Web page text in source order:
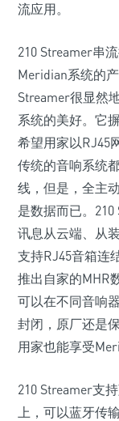
流应用。
210 Streamer串
Meridian系统的
Streamer很显然
系统的美好。它
希望用家以RJ45
传统的音响系统
线，但是，全主
是数据而已。
讯息从云端、从
支持RJ45音箱连
推出自家的MHR
可以在不同音响
封闭，原厂还是
用家也能享受
210 Streamer支
上，可以蓝牙传